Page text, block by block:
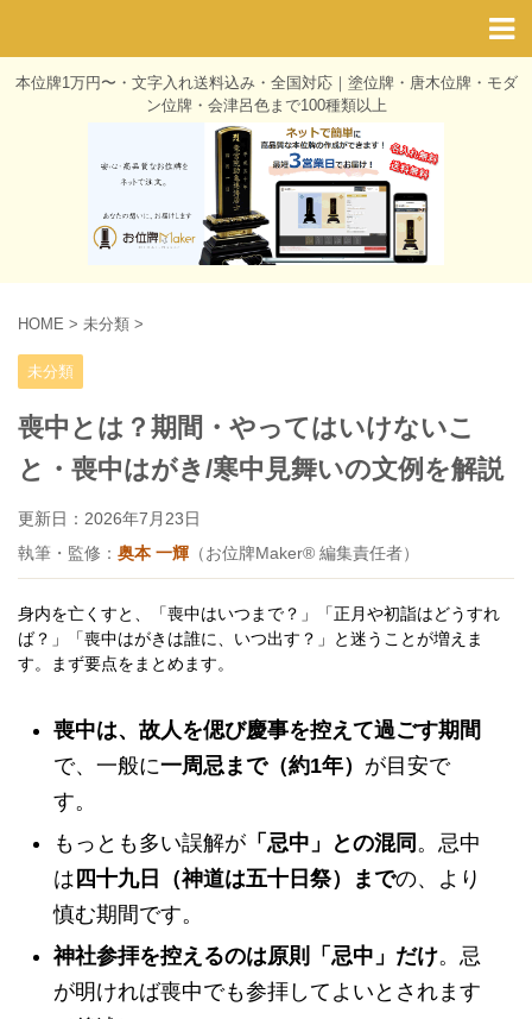
本位牌1万円〜・文字入れ送料込み・全国対応｜塗位牌・唐木位牌・モダ
ン位牌・会津呂色まで100種類以上
HOME > 未分類 >
未分類
喪中とは？期間・やってはいけないこ
と・喪中はがき/寒中見舞いの文例を解説
更新日： 2026年7月23日
執筆・監修： 奥本 一輝 （お位牌Maker® 編集責任者）
身内を亡くすと、「喪中はいつまで？」「正月や初詣はどうすれ
ば？」「喪中はがきは誰に、いつ出す？」と迷うことが増えま
す。まず要点をまとめます。
喪中は、故人を偲び慶事を控えて過ごす期間
で、一般に一周忌まで（約1年） が目安で
す。
もっとも多い誤解が 「忌中」との混同 。忌中
は 四十九日（神道は五十日祭）までの、より
慎む期間です。
神社参拝を控えるのは原則「忌中」だけ。忌
が明ければ喪中でも参拝してよいとされます